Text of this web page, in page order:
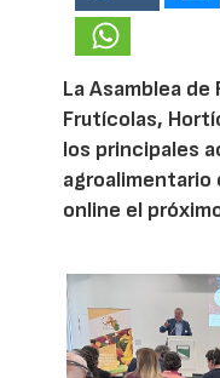
La Asamblea de
Frutícolas,
los principales
agroalimentario
online el